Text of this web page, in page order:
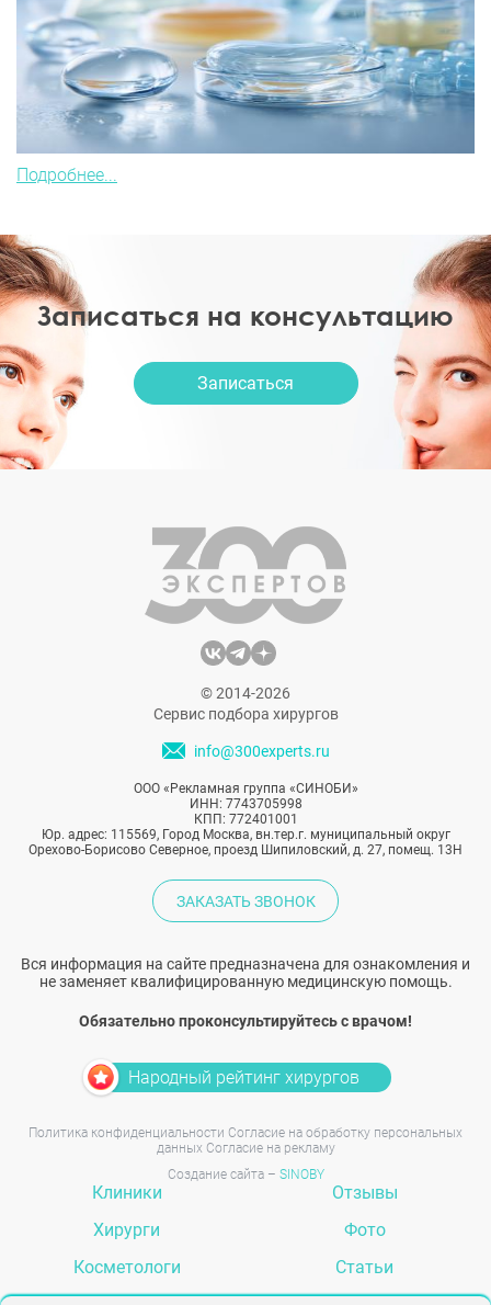
Подробнее...
Записаться на консультацию
Записаться
© 2014-2026
Сервис подбора хирургов
info@300experts.ru
ООО «Рекламная группа «СИНОБИ»
ИНН: 7743705998
КПП: 772401001
Юр. адрес: 115569, Город Москва, вн.тер.г. муниципальный округ
Орехово-Борисово Северное, проезд Шипиловский, д. 27, помещ. 13Н
ЗАКАЗАТЬ ЗВОНОК
Вся информация на сайте предназначена для ознакомления и
не заменяет квалифицированную медицинскую помощь.
Обязательно проконсультируйтесь с врачом!
Народный рейтинг хирургов
Политика конфиденциальности Согласие на обработку персональных
данных Согласие на рекламу
Создание сайта – SINOBY
Клиники
Хирурги
Косметологи
Отзывы
Фото
Статьи